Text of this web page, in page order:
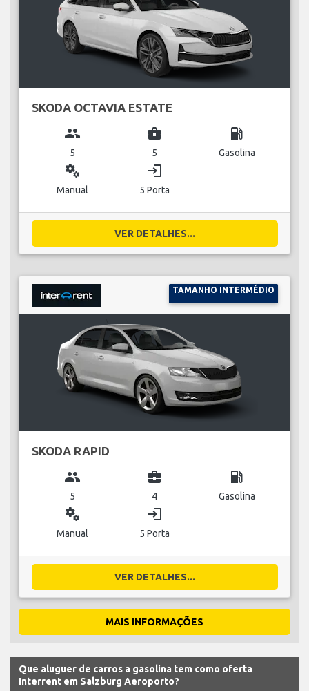
SKODA OCTAVIA ESTATE
group
5
business_center
5
local_gas_station
Gasolina
miscellaneous_services
Manual
login
5 Porta
VER DETALHES...
TAMANHO INTERMÉDIO
SKODA RAPID
group
5
business_center
4
local_gas_station
Gasolina
miscellaneous_services
Manual
login
5 Porta
VER DETALHES...
MAIS INFORMAÇÕES
Que aluguer de carros a gasolina tem como oferta
Interrent em Salzburg Aeroporto?